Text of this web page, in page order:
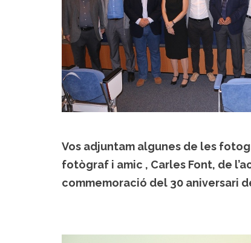
Vos adjuntam algunes de les
fotògraf i amic , Carles Font, de
commemoració del 30 aniversari